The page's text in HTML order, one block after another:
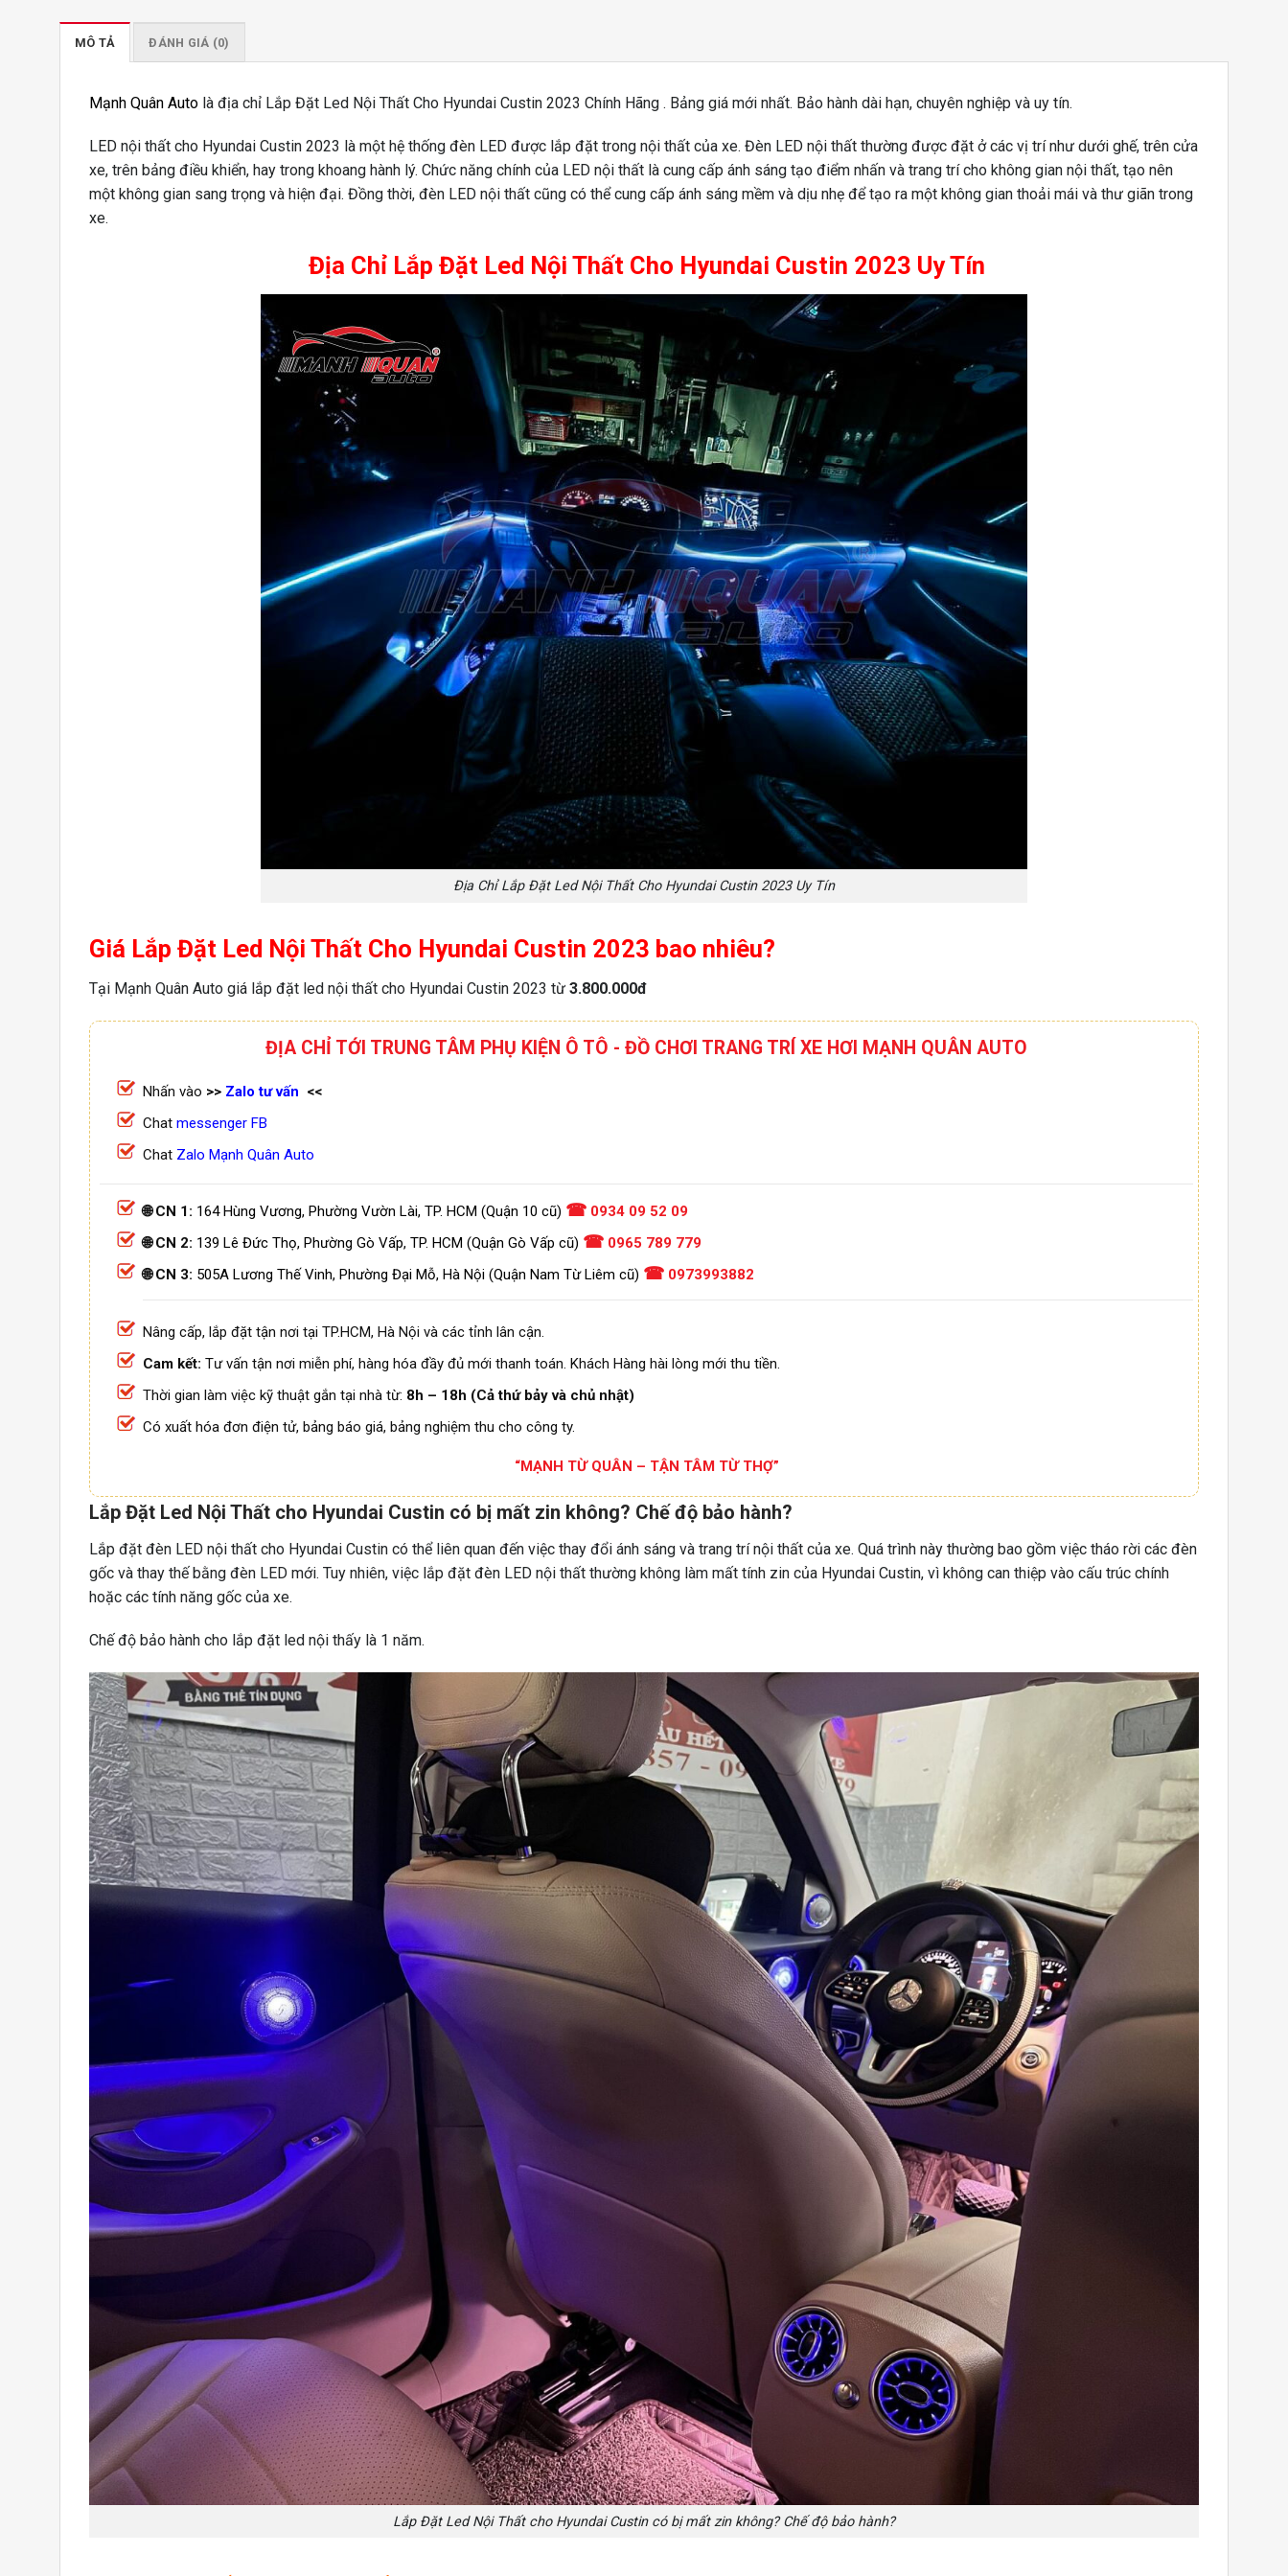
MÔ TẢ ĐÁNH GIÁ (0)
Mạnh Quân Auto là địa chỉ Lắp Đặt Led Nội Thất Cho Hyundai Custin 2023 Chính Hãng . Bảng giá mới nhất. Bảo hành dài hạn, chuyên nghiệp và uy tín.
LED nội thất cho Hyundai Custin 2023 là một hệ thống đèn LED được lắp đặt trong nội thất của xe. Đèn LED nội thất thường được đặt ở các vị trí như dưới ghế, trên cửa
xe, trên bảng điều khiển, hay trong khoang hành lý. Chức năng chính của LED nội thất là cung cấp ánh sáng tạo điểm nhấn và trang trí cho không gian nội thất, tạo nên
một không gian sang trọng và hiện đại. Đồng thời, đèn LED nội thất cũng có thể cung cấp ánh sáng mềm và dịu nhẹ để tạo ra một không gian thoải mái và thư giãn trong
xe.
Địa Chỉ Lắp Đặt Led Nội Thất Cho Hyundai Custin 2023 Uy Tín
Địa Chỉ Lắp Đặt Led Nội Thất Cho Hyundai Custin 2023 Uy Tín
Giá Lắp Đặt Led Nội Thất Cho Hyundai Custin 2023 bao nhiêu?
Tại Mạnh Quân Auto giá lắp đặt led nội thất cho Hyundai Custin 2023 từ 3.800.000đ
ĐỊA CHỈ TỚI TRUNG TÂM PHỤ KIỆN Ô TÔ - ĐỒ CHƠI TRANG TRÍ XE HƠI MẠNH QUÂN AUTO
Nhấn vào >> Zalo tư vấn <<
Chat messenger FB
Chat Zalo Mạnh Quân Auto
🌐 CN 1: 164 Hùng Vương, Phường Vườn Lài, TP. HCM (Quận 10 cũ) ☎ 0934 09 52 09
🌐 CN 2: 139 Lê Đức Thọ, Phường Gò Vấp, TP. HCM (Quận Gò Vấp cũ) ☎ 0965 789 779
🌐 CN 3: 505A Lương Thế Vinh, Phường Đại Mỗ, Hà Nội (Quận Nam Từ Liêm cũ) ☎ 0973993882
Nâng cấp, lắp đặt tận nơi tại TP.HCM, Hà Nội và các tỉnh lân cận.
Cam kết: Tư vấn tận nơi miễn phí, hàng hóa đầy đủ mới thanh toán. Khách Hàng hài lòng mới thu tiền.
Thời gian làm việc kỹ thuật gắn tại nhà từ: 8h – 18h (Cả thứ bảy và chủ nhật)
Có xuất hóa đơn điện tử, bảng báo giá, bảng nghiệm thu cho công ty.
“MẠNH TỪ QUÂN – TẬN TÂM TỪ THỢ”
Lắp Đặt Led Nội Thất cho Hyundai Custin có bị mất zin không? Chế độ bảo hành?
Lắp đặt đèn LED nội thất cho Hyundai Custin có thể liên quan đến việc thay đổi ánh sáng và trang trí nội thất của xe. Quá trình này thường bao gồm việc tháo rời các đèn
gốc và thay thế bằng đèn LED mới. Tuy nhiên, việc lắp đặt đèn LED nội thất thường không làm mất tính zin của Hyundai Custin, vì không can thiệp vào cấu trúc chính
hoặc các tính năng gốc của xe.
Chế độ bảo hành cho lắp đặt led nội thấy là 1 năm.
Lắp Đặt Led Nội Thất cho Hyundai Custin có bị mất zin không? Chế độ bảo hành?